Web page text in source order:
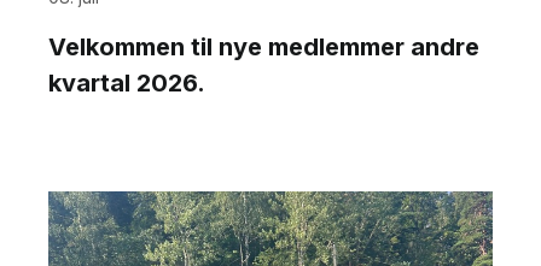
Velkommen til nye medlemmer andre
kvartal 2026.